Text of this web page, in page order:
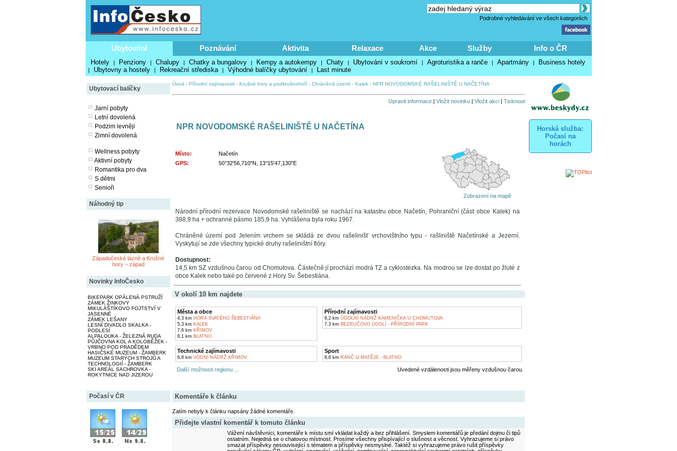
Podrobné vyhledávání ve všech kategoriích
Ubytování Poznávání Aktivita Relaxace Akce Služby Info o ČR
Hotely | Penziony | Chalupy | Chatky a bungalovy | Kempy a autokempy | Chaty | Ubytování v soukromí | Agroturistika a ranče | Apartmány | Business hotely
| Ubytovny a hostely | Rekreační střediska | Výhodné balíčky ubytování | Last minute
Ubytovací balíčky
Jarní pobyty
Letní dovolená
Podzim levněji
Zimní dovolená
Wellness pobyty
Aktivní pobyty
Romantika pro dva
S dětmi
Senioři
Náhodný tip
Západočeské lázně a Krušné
hory ~ západ
Novinky InfoČesko
BIKEPARK OPÁLENÁ PSTRUŽÍ
ZÁMEK ŽINKOVY
MIKULÁŠTÍKOVO FOJTSTVÍ V
JASENNÉ
ZÁMEK LEŠANY
LESNÍ DIVADLO SKALKA -
PODLESÍ
ALPALOUKA - ŽELEZNÁ RUDA
PŮJČOVNA KOL A KOLOBĚŽEK -
VRBNO POD PRADĚDEM
HASIČSKÉ MUZEUM - ŽAMBERK
MUZEUM STARÝCH STROJŮ A
TECHNOLOGIÍ - ŽAMBERK
SKI AREÁL SACHROVKA -
ROKYTNICE NAD JIZEROU
Počasí v ČR
Úvod - Přírodní zajímavosti- Krušné hory a podkrušnohoří- Chráněná území- Kalek- NPR NOVODOMSKÉ RAŠELINIŠTĚ U NAČETÍNA
Upravit informace| Vložit novinku| Vložit akci| Tisknout
NPR NOVODOMSKÉ RAŠELINIŠTĚ U NAČETÍNA
Místo:
Načetín
GPS:
50°32'56,710"N, 13°15'47,130"E
Zobrazení na mapě
Národní přírodní rezervace Novodomské rašeliniště se nachází na katastru obce Načetín, Pohraniční (část obce Kalek) na
388,9 ha + ochranné pásmo 185,9 ha. Vyhlášena byla roku 1967.
Chráněné území pod Jelením vrchem se skládá ze dvou rašelinišť vrchovištního typu - rašliniště Načetínské a Jezerní.
Vyskytují se zde všechny typické druhy rašeliništní flóry.
Dostupnost:
14,5 km SZ vzdušnou čarou od Chomutova. Částečně jí prochází modrá TZ a cyklostezka. Na modrou se lze dostat po žluté z
obce Kalek nebo také po červené z Hory Sv. Šebestiána.
V okolí 10 km najdete
Města a obce
4,3 km HORA SVATÉHO ŠEBESTIÁNA
5,3 km KALEK
7,6 km KŘIMOV
8,1 km BLATNO
Přírodní zajímavosti
6,2 km ÚDOLNÍ NÁDRŽ KAMENIČKA U CHOMUTOVA
7,3 km BEZRUČOVO ÚDOLÍ - PŘÍRODNÍ PARK
Technické zajímavosti
6,8 km VODNÍ NÁDRŽ KŘIMOV
Sport
8,8 km RANČ U MATĚJE - BLATNO
Další možnosti regionu ... Uvedené vzdálenosti jsou měřeny vzdušnou čarou.
Komentáře k článku
Zatím nebyly k článku napsány žádné komentáře.
Přidejte vlastní komentář k tomuto článku
Vážení návštěvníci, komentáře k místu smí vkládat každý a bez přihlášení. Smyslem komentářů je předání dojmu či tipů
ostatním. Nejedná se o chatovou místnost. Prosíme všechny přispívající o slušnost a věcnost. Vyhrazujeme si právo
smazat příspěvky nesouvisející s tématem a příspěvky nesmyslné. Taktéž si vyhrazujeme právo rušit příspěvky
Horská služba:
Počasí na
horách